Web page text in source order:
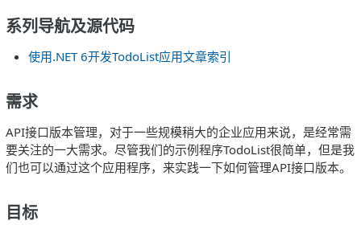
系列导航及源代码
使用.NET 6开发TodoList应用文章索引
需求
API接口版本管理，对于一些规模稍大的企业应用来说，是经常需
要关注的一大需求。尽管我们的示例程序TodoList很简单，但是我
们也可以通过这个应用程序，来实践一下如何管理API接口版本。
目标